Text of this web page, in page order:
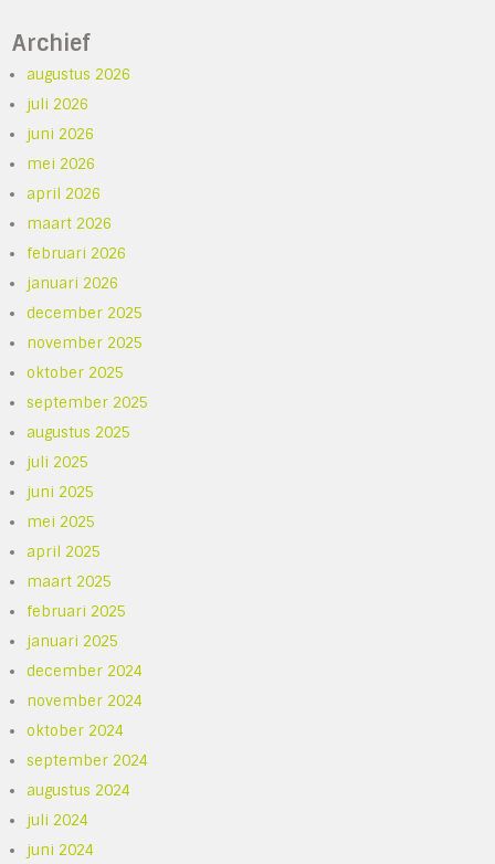
Archief
augustus 2026
juli 2026
juni 2026
mei 2026
april 2026
maart 2026
februari 2026
januari 2026
december 2025
november 2025
oktober 2025
september 2025
augustus 2025
juli 2025
juni 2025
mei 2025
april 2025
maart 2025
februari 2025
januari 2025
december 2024
november 2024
oktober 2024
september 2024
augustus 2024
juli 2024
juni 2024